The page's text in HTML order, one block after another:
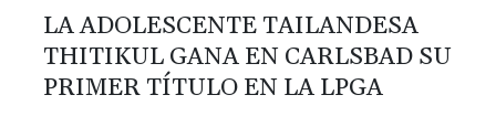
LA ADOLESCENTE TAILANDESA
THITIKUL GANA EN CARLSBAD SU
PRIMER TÍTULO EN LA LPGA